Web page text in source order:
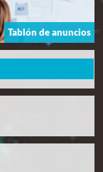
Tablón de anuncios